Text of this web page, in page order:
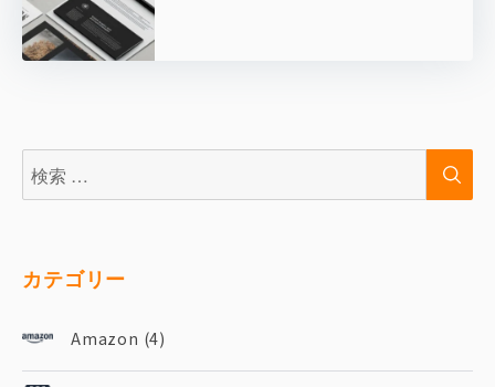
検
索:
検
カテゴリー
Amazon (4)